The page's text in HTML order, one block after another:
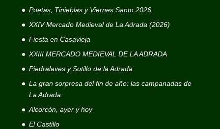
Poetas, Tinieblas y Viernes Santo 2026
XXIV Mercado Medieval de La Adrada (2026)
Fiesta en Casavieja
XXIII MERCADO MEDIEVAL DE LA ADRADA
Piedralaves y Sotillo de la Adrada
La gran sorpresa del fin de año: las campanadas de
La Adrada
Alcorcón, ayer y hoy
El Castillo